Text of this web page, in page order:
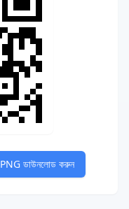
PNG ডাউনলোড করুন